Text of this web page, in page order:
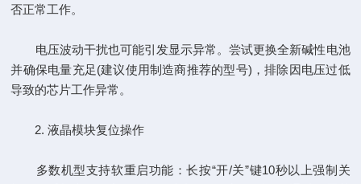
否正常工作。
电压波动干扰也可能引发显示异常。尝试更换全新碱性电池
并确保电量充足(建议使用制造商推荐的型号)，排除因电压过低
导致的芯片工作异常。
2. 液晶模块复位操作
多数机型支持软重启功能：长按“开/关”键10秒以上强制关